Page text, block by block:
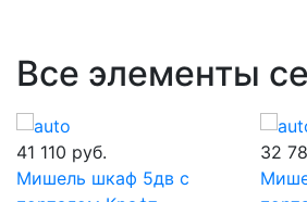
Все элементы
41 110 руб.
Мишель шкаф 5дв с
32